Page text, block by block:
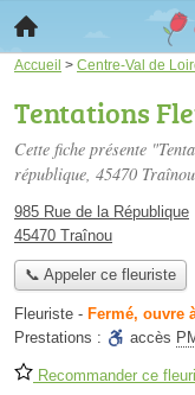
Accueil > Centre-Val de
Tentations
Cette fiche présente
république, 45470
985 Rue de la République
45470 Traînou
📞 Appeler ce fleuriste
Fleuriste - Fermé, ouvre
Prestations :
accès
Recommander ce